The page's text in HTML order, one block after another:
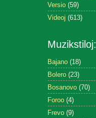
Versio (59)
Videoj (613)
Muzikstiloj:
Bajano (18)
Bolero (23)
Bosanovo (70)
Foroo (4)
Frevo (9)